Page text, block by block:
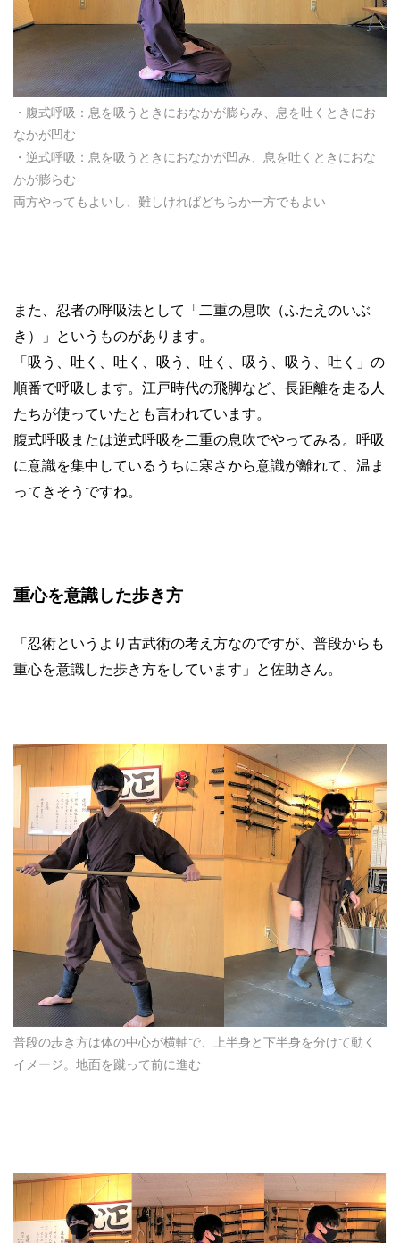
・腹式呼吸：息を吸うときにおなかが膨らみ、息を吐くときにお
なかが凹む
・逆式呼吸：息を吸うときにおなかが凹み、息を吐くときにおな
かが膨らむ
両方やってもよいし、難しければどちらか一方でもよい
また、忍者の呼吸法として「二重の息吹（ふたえのいぶ
き）」というものがあります。
「吸う、吐く、吐く、吸う、吐く、吸う、吸う、吐く」の
順番で呼吸します。江戸時代の飛脚など、長距離を走る人
たちが使っていたとも言われています。
腹式呼吸または逆式呼吸を二重の息吹でやってみる。呼吸
に意識を集中しているうちに寒さから意識が離れて、温ま
ってきそうですね。
重心を意識した歩き方
「忍術というより古武術の考え方なのですが、普段からも
重心を意識した歩き方をしています」と佐助さん。
普段の歩き方は体の中心が横軸で、上半身と下半身を分けて動く
イメージ。地面を蹴って前に進む